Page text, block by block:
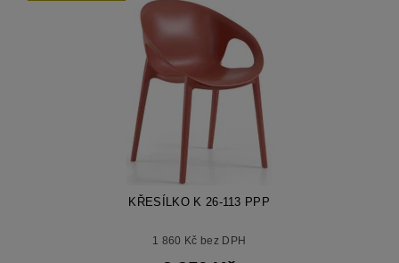
KŘESÍLKO K 26-113 PPP
1 860 Kč bez DPH